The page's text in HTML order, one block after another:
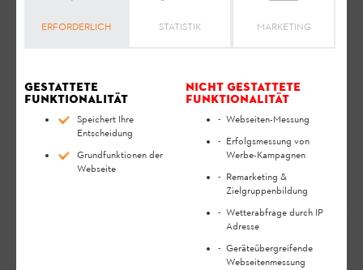
Lebensdauer sicher und umweltfreundlich einzusetzen.
STIHL/ VIKING Fachhändler, um zu erfahren, wie
Abfallprodukte fachgerecht zu entsorgen sind.
Der Akku muss getrennt vom Gerät entsorgt
werden.
Ihre Meinung ist uns wichtig!
ERFORDERLICH STATISTIK MARKETING
Gestattete
Funktionalität
Speichert Ihre
Entscheidung
Grundfunktionen der
Webseite
Nicht gestattete
Funktionalität
Webseiten-Messung
Erfolgsmessung von
Werbe-Kampagnen
Remarketing &
Zielgruppenbildung
Wetterabfrage durch IP
Adresse
Geräteübergreifende
Webseitenmessung